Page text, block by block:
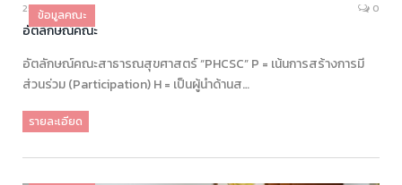
ข้อมูลคณะ
25/10/2017 0
อัตลักษณ์คณะ
อัตลักษณ์คณะสาธารณสุขศาสตร์ “PHCSC” P = เน้นการสร้างการมี
ส่วนร่วม (Participation) H = เป็นผู้นำด้านส…
รายละเอียด